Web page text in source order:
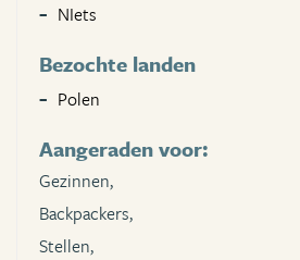
NIets
Bezochte landen
Polen
Aangeraden voor:
Gezinnen,
Backpackers,
Stellen,